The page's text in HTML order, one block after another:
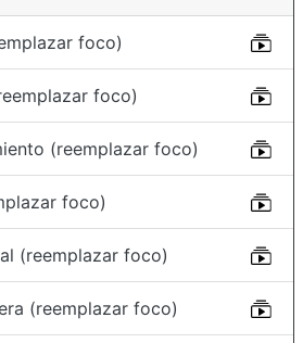
foco)
foco)
(reemplazar foco)
foco)
(reemplazar foco)
(reemplazar foco)